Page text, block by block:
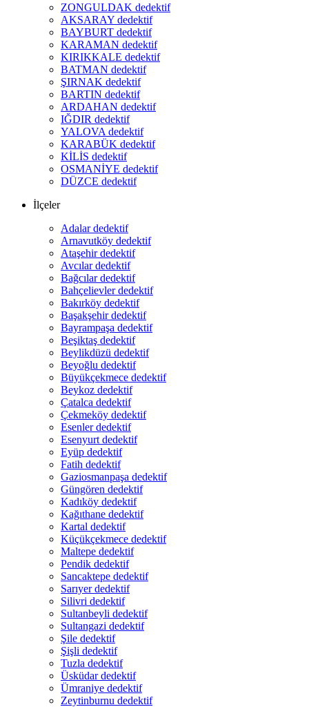
ZONGULDAK dedektif
AKSARAY dedektif
BAYBURT dedektif
KARAMAN dedektif
KIRIKKALE dedektif
BATMAN dedektif
ŞIRNAK dedektif
BARTIN dedektif
ARDAHAN dedektif
IĞDIR dedektif
YALOVA dedektif
KARABÜK dedektif
KİLİS dedektif
OSMANİYE dedektif
DÜZCE dedektif
İlçeler
Adalar dedektif
Arnavutköy dedektif
Ataşehir dedektif
Avcılar dedektif
Bağcılar dedektif
Bahçelievler dedektif
Bakırköy dedektif
Başakşehir dedektif
Bayrampaşa dedektif
Beşiktaş dedektif
Beylikdüzü dedektif
Beyoğlu dedektif
Büyükçekmece dedektif
Beykoz dedektif
Çatalca dedektif
Çekmeköy dedektif
Esenler dedektif
Esenyurt dedektif
Eyüp dedektif
Fatih dedektif
Gaziosmanpaşa dedektif
Güngören dedektif
Kadıköy dedektif
Kağıthane dedektif
Kartal dedektif
Küçükçekmece dedektif
Maltepe dedektif
Pendik dedektif
Sancaktepe dedektif
Sarıyer dedektif
Silivri dedektif
Sultanbeyli dedektif
Sultangazi dedektif
Şile dedektif
Şişli dedektif
Tuzla dedektif
Üsküdar dedektif
Ümraniye dedektif
Zeytinburnu dedektif